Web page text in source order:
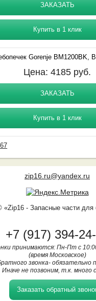
ЗАКАЗАТЬ
Купить в 1 клик
Gorenje BM1200BK,
Цена: 4185 руб.
ЗАКАЗАТЬ
Купить в 1 клик
zip16.ru@yandex.ru
«Zip16 - Запасные части для
+7 (917) 394-
принимаются: Пн-Пт с
(время Московское)
звонка- обязательно
Иначе не позвоним, т.к. много
Заказать обратный